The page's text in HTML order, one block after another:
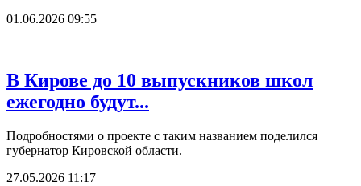
01.06.2026 09:55
В Кирове до 10 выпускников школ
ежегодно будут...
Подробностями о проекте с таким названием поделился
губернатор Кировской области.
27.05.2026 11:17